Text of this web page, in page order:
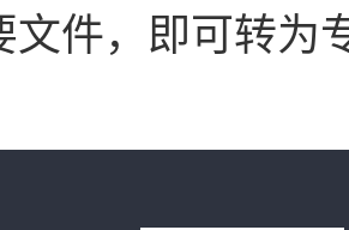
文件，即可转为